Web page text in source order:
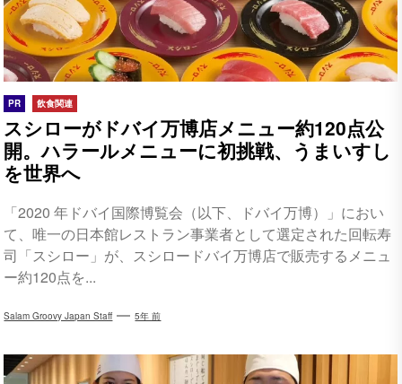
PR 飲食関連
スシローがドバイ万博店メニュー約120点公
開。ハラールメニューに初挑戦、うまいすし
を世界へ
「2020 年ドバイ国際博覧会（以下、ドバイ万博）」におい
て、唯一の日本館レストラン事業者として選定された回転寿
司「スシロー」が、スシロードバイ万博店で販売するメニュ
ー約120点を...
Salam Groovy Japan Staff 5年 前